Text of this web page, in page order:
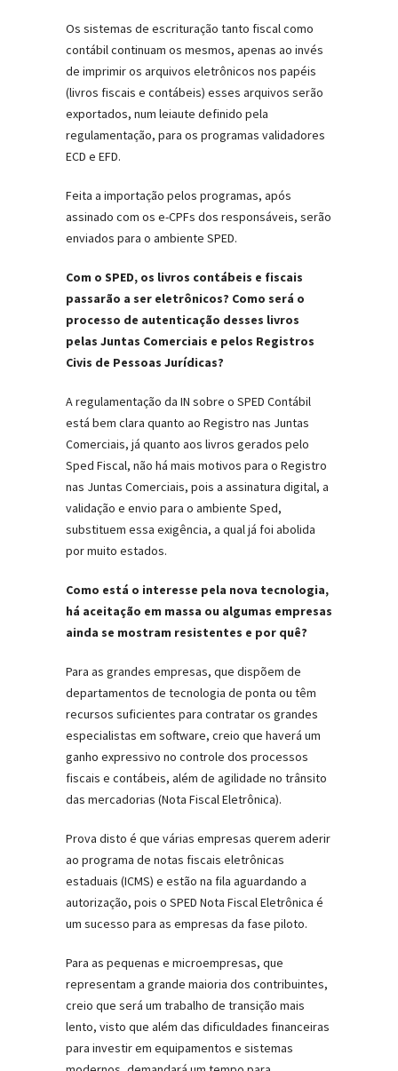
Os sistemas de escrituração tanto fiscal como
contábil continuam os mesmos, apenas ao invés
de imprimir os arquivos eletrônicos nos papéis
(livros fiscais e contábeis) esses arquivos serão
exportados, num leiaute definido pela
regulamentação, para os programas validadores
ECD e EFD.
Feita a importação pelos programas, após
assinado com os e-CPFs dos responsáveis, serão
enviados para o ambiente SPED.
Com o SPED, os livros contábeis e fiscais
passarão a ser eletrônicos? Como será o
processo de autenticação desses livros
pelas Juntas Comerciais e pelos Registros
Civis de Pessoas Jurídicas?
A regulamentação da IN sobre o SPED Contábil
está bem clara quanto ao Registro nas Juntas
Comerciais, já quanto aos livros gerados pelo
Sped Fiscal, não há mais motivos para o Registro
nas Juntas Comerciais, pois a assinatura digital, a
validação e envio para o ambiente Sped,
substituem essa exigência, a qual já foi abolida
por muito estados.
Como está o interesse pela nova tecnologia,
há aceitação em massa ou algumas empresas
ainda se mostram resistentes e por quê?
Para as grandes empresas, que dispõem de
departamentos de tecnologia de ponta ou têm
recursos suficientes para contratar os grandes
especialistas em software, creio que haverá um
ganho expressivo no controle dos processos
fiscais e contábeis, além de agilidade no trânsito
das mercadorias (Nota Fiscal Eletrônica).
Prova disto é que várias empresas querem aderir
ao programa de notas fiscais eletrônicas
estaduais (ICMS) e estão na fila aguardando a
autorização, pois o SPED Nota Fiscal Eletrônica é
um sucesso para as empresas da fase piloto.
Para as pequenas e microempresas, que
representam a grande maioria dos contribuintes,
creio que será um trabalho de transição mais
lento, visto que além das dificuldades financeiras
para investir em equipamentos e sistemas